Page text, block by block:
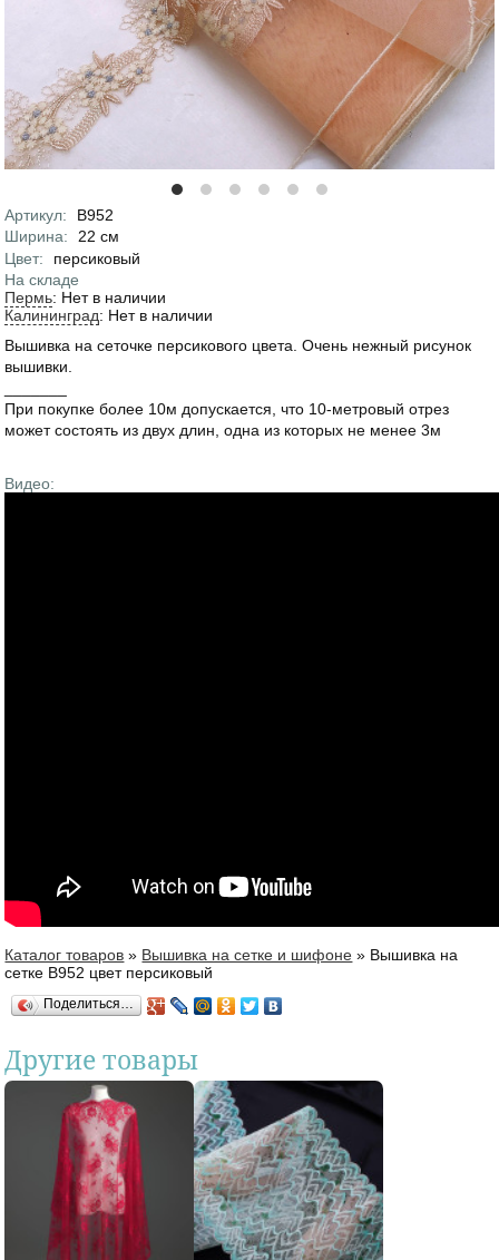
Артикул:
В952
Характеристики
Ширина: 22 см
Цвет:
персиковый
На складе
Пермь: Нет в наличии
Калининград: Нет в наличии
Вышивка на сеточке персикового цвета. Очень нежный рисунок
вышивки.
При покупке более 10м допускается, что 10-метровый отрез
может состоять из двух длин, одна из которых не менее 3м
Видео:
Вы здесь
Каталог товаров » Вышивка на сетке и шифоне » Вышивка на
сетке В952 цвет персиковый
Поделиться…
Другие товары